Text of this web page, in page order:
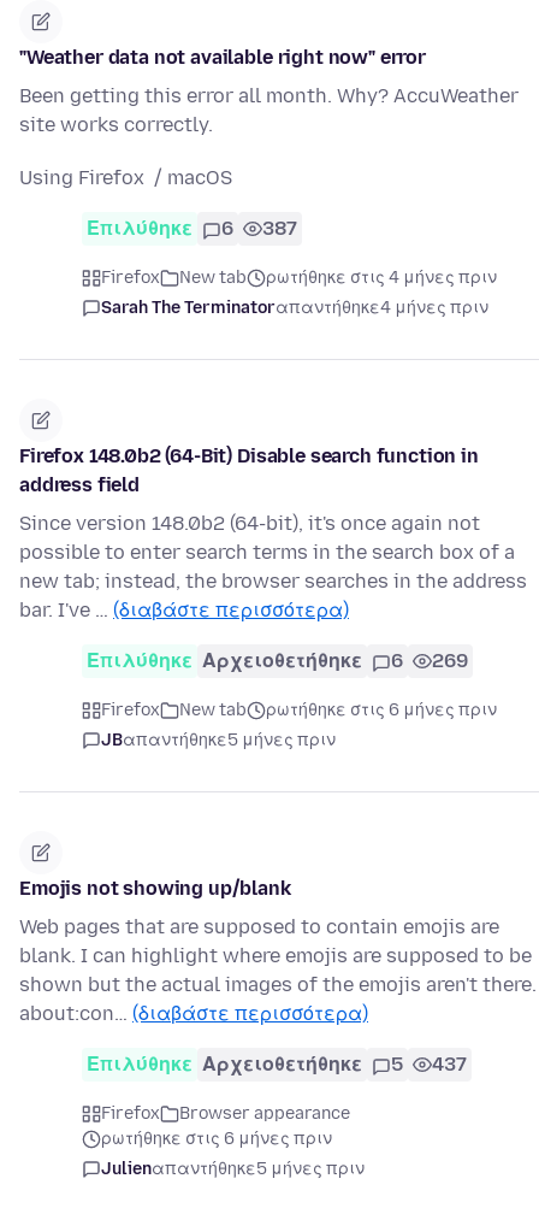
"Weather data not available right now" error
Been getting this error all month. Why? AccuWeather
site works correctly.
Using Firefox / macOS
Επιλύθηκε 6 387
Firefox New tab
ρωτήθηκε στις 4 μήνες πριν
Sarah The Terminatorαπαντήθηκε4 μήνες πριν
Firefox 148.0b2 (64-Bit) Disable search function in
address field
Since version 148.0b2 (64-bit), it's once again not
possible to enter search terms in the search box of a
new tab; instead, the browser searches in the address
bar. I've … (διαβάστε περισσότερα)
Επιλύθηκε Αρχειοθετήθηκε 6 269
Firefox New tab
ρωτήθηκε στις 6 μήνες πριν
JBαπαντήθηκε5 μήνες πριν
Emojis not showing up/blank
Web pages that are supposed to contain emojis are
blank. I can highlight where emojis are supposed to be
shown but the actual images of the emojis aren't there.
about:con… (διαβάστε περισσότερα)
Επιλύθηκε Αρχειοθετήθηκε 5 437
Firefox
Browser appearance
ρωτήθηκε στις 6 μήνες πριν
Julienαπαντήθηκε5 μήνες πριν